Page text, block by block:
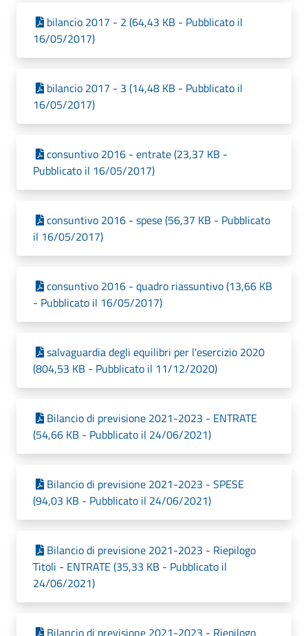
bilancio 2017 - 2 (64,43 KB - Pubblicato il
16/05/2017)
bilancio 2017 - 3 (14,48 KB - Pubblicato il
16/05/2017)
consuntivo 2016 - entrate (23,37 KB -
Pubblicato il 16/05/2017)
consuntivo 2016 - spese (56,37 KB - Pubblicato
il 16/05/2017)
consuntivo 2016 - quadro riassuntivo (13,66 KB
- Pubblicato il 16/05/2017)
salvaguardia degli equilibri per l'esercizio 2020
(804,53 KB - Pubblicato il 11/12/2020)
Bilancio di previsione 2021-2023 - ENTRATE
(54,66 KB - Pubblicato il 24/06/2021)
Bilancio di previsione 2021-2023 - SPESE
(94,03 KB - Pubblicato il 24/06/2021)
Bilancio di previsione 2021-2023 - Riepilogo
Titoli - ENTRATE (35,33 KB - Pubblicato il
24/06/2021)
Bilancio di previsione 2021-2023 - Riepilogo